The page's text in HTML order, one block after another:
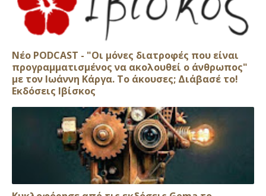
Νέο PODCAST - "Οι μόνες διατροφές που είναι
προγραμματισμένος να ακολουθεί ο άνθρωπος"
με τον Ιωάννη Κάργα. Το άκουσες; Διάβασέ το!
Εκδόσεις Ιβίσκος